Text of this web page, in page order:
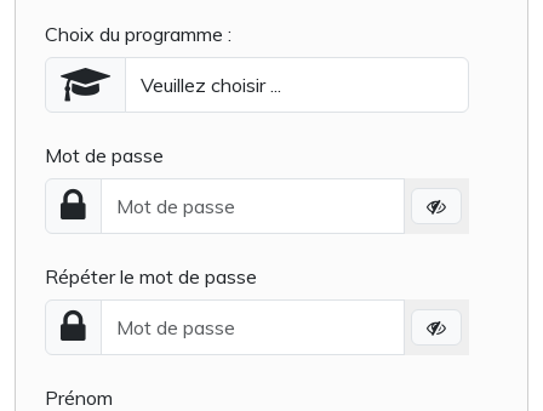
Choix du programme :
Mot de passe
Répéter le mot de passe
Prénom